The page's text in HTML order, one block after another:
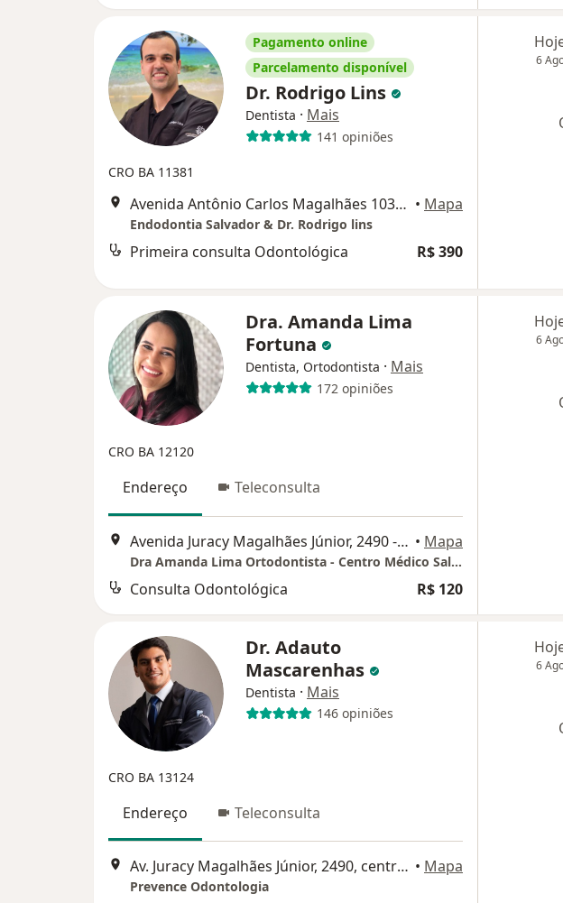
Pagamento online
Parcelamento disponível
Dr. Rodrigo Lins
Dentista · Mais
141 opiniões
CRO BA 11381
Avenida Antônio Carlos Magalhães 1034, Salvador • Mapa
Endodontia Salvador & Dr. Rodrigo lins
Primeira consulta Odontológica R$ 390
6
Dra. Amanda Lima
Fortuna
Dentista, Ortodontista · Mais
172 opiniões
CRO BA 12120
Endereço Teleconsulta
Avenida Juracy Magalhães Júnior, 2490 - Sl 14 - Térreo, Salvador • Mapa
Dra Amanda Lima Ortodontista - Centro Médico Salvador - Prevence
Consulta Odontológica R$ 120
6
Dr. Adauto
Mascarenhas
Dentista · Mais
146 opiniões
CRO BA 13124
Endereço Teleconsulta
Av. Juracy Magalhães Júnior, 2490, centro medico salvador - sala 14, Salvador • Mapa
Prevence Odontologia
6